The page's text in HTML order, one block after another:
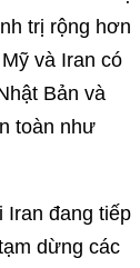
trị rộng hơn
và Iran có
Bản và
toàn như
Iran đang tiếp
dừng các